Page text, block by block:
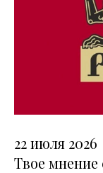
22 июля 2026
Твое